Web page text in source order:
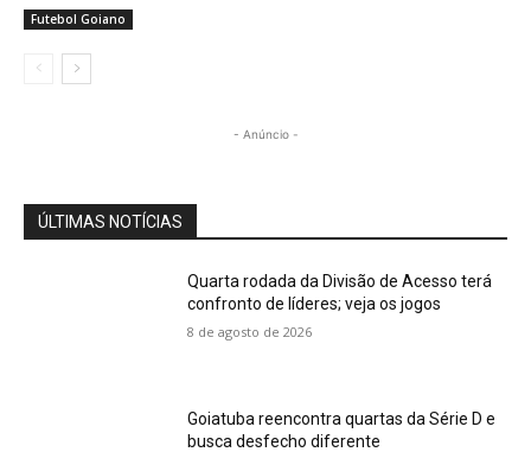
Futebol Goiano
- Anúncio -
ÚLTIMAS NOTÍCIAS
Quarta rodada da Divisão de Acesso terá
confronto de líderes; veja os jogos
8 de agosto de 2026
Goiatuba reencontra quartas da Série D e
busca desfecho diferente